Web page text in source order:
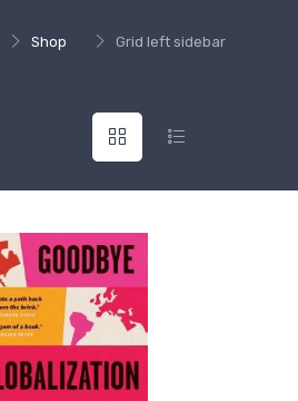
Shop Grid left sidebar